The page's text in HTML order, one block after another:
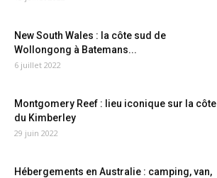
New South Wales : la côte sud de
Wollongong à Batemans...
6 juillet 2022
Montgomery Reef : lieu iconique sur la côte
du Kimberley
29 juin 2022
Hébergements en Australie : camping, van,